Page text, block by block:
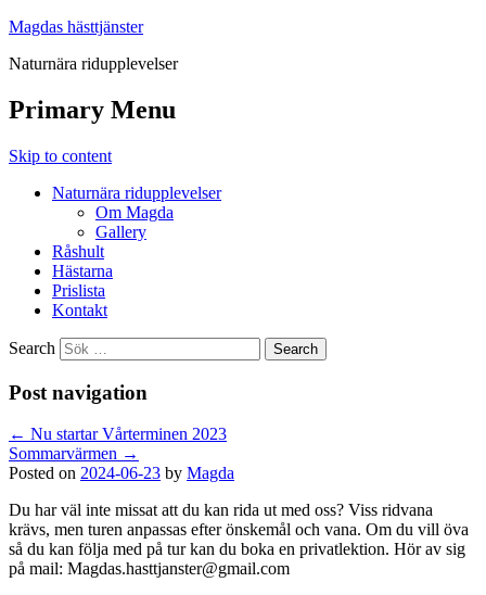
Magdas hästtjänster
Naturnära ridupplevelser
Primary Menu
Skip to content
Naturnära ridupplevelser
Om Magda
Gallery
Råshult
Hästarna
Prislista
Kontakt
Search
Post navigation
← Nu startar Vårterminen 2023
Sommarvärmen →
Posted on 2024-06-23 by Magda
Du har väl inte missat att du kan rida ut med oss? Viss ridvana
krävs, men turen anpassas efter önskemål och vana. Om du vill öva
så du kan följa med på tur kan du boka en privatlektion. Hör av sig
på mail: Magdas.hasttjanster@gmail.com